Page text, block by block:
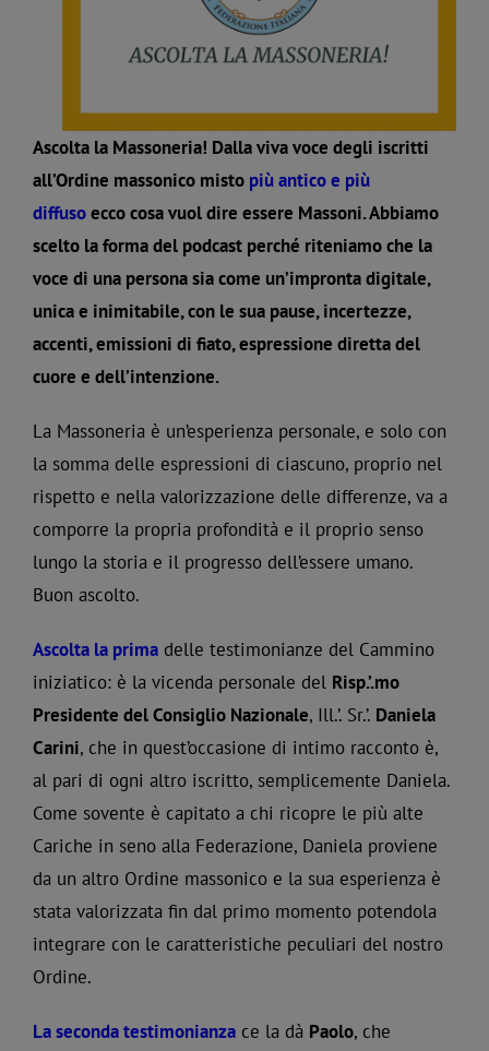
Ascolta la Massoneria! Dalla viva voce degli iscritti
all’Ordine massonico misto più antico e più
diffusoecco cosa vuol dire essere Massoni. Abbiamo
scelto la forma del podcast perché riteniamo che la
voce di una persona sia come un’impronta digitale,
unica e inimitabile, con le sua pause, incertezze,
accenti, emissioni di fiato, espressione diretta del
cuore e dell’intenzione.
La Massoneria è un’esperienza personale, e solo con
la somma delle espressioni di ciascuno, proprio nel
rispetto e nella valorizzazione delle differenze, va a
comporre la propria profondità e il proprio senso
lungo la storia e il progresso dell’essere umano.
Buon ascolto.
Ascolta la prima delle testimonianze del Cammino
iniziatico: è la vicenda personale del Risp.’.mo
Presidente del Consiglio Nazionale, Ill.’. Sr.’. Daniela
Carini, che in quest’occasione di intimo racconto è,
al pari di ogni altro iscritto, semplicemente Daniela.
Come sovente è capitato a chi ricopre le più alte
Cariche in seno alla Federazione, Daniela proviene
da un altro Ordine massonico e la sua esperienza è
stata valorizzata fin dal primo momento potendola
integrare con le caratteristiche peculiari del nostro
Ordine.
La seconda testimonianza ce la dà Paolo, che